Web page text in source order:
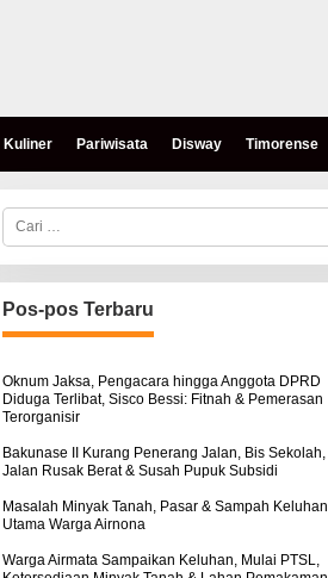
Kuliner Pariwisata Disway Timorense
C
r
i
u
n
u
:
Pos-pos Terbaru
Oknum Jaksa, Pengacara hingga Anggota DPRD
Diduga Terlibat, Sisco Bessi: Fitnah & Pemerasan
Terorganisir
Bakunase II Kurang Penerang Jalan, Bis Sekolah,
Jalan Rusak Berat & Susah Pupuk Subsidi
Masalah Minyak Tanah, Pasar & Sampah Keluhan
Utama Warga Airnona
Warga Airmata Sampaikan Keluhan, Mulai PTSL,